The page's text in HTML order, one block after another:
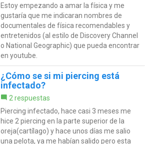
Estoy empezando a amar la física y me
gustaría que me indicaran nombres de
documentales de física recomendables y
entretenidos (al estilo de Discovery Channel
o National Geographic) que pueda encontrar
en youtube.
¿Cómo se si mi piercing está
infectado?
2 respuestas
Piercing infectado, hace casi 3 meses me
hice 2 piercing en la parte superior de la
oreja(cartílago) y hace unos días me salio
una pelota, ya me habían salido pero esta